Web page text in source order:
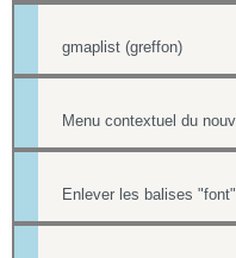
gmaplist (greffon)
Enlever les balises "font"